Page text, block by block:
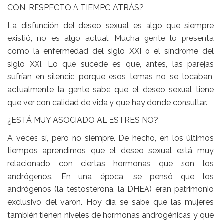
CON, RESPECTO A TIEMPO ATRÁS?
La disfunción del deseo sexual es algo que siempre
existió, no es algo actual. Mucha gente lo presenta
como la enfermedad del siglo XXI o el síndrome del
siglo XXI. Lo que sucede es que, antes, las parejas
sufrían en silencio porque esos temas no se tocaban,
actualmente la gente sabe que el deseo sexual tiene
que ver con calidad de vida y que hay donde consultar.
¿ESTÁ MUY ASOCIADO AL ESTRES NO?
A veces sí, pero no siempre. De hecho, en los últimos
tiempos aprendimos que el deseo sexual está muy
relacionado con ciertas hormonas que son los
andrógenos. En una época, se pensó que los
andrógenos (la testosterona, la DHEA) eran patrimonio
exclusivo del varón. Hoy día se sabe que las mujeres
también tienen niveles de hormonas androgénicas y que